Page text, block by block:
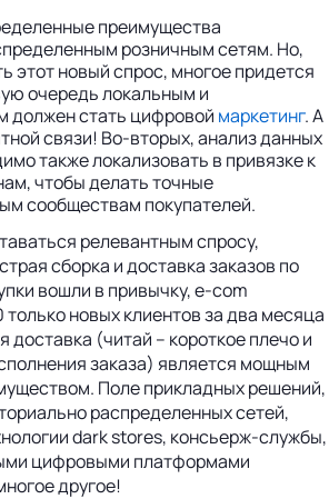
преимущества
розничным сетям. Но,
этот новый спрос, многое придется
очередь локальным и
должен стать цифровой маркетинг. А
связи! Во-вторых, анализ данных
также локализовать в привязке к
чтобы делать точные
сообществам покупателей.
релевантным спросу,
сборка и доставка заказов по
вошли в привычку, e-com
новых клиентов за два месяца
доставка (читай – короткое плечо и
заказа) является мощным
Поле прикладных решений,
распределенных сетей,
dark stores, консьерж-службы,
цифровыми платформами
другое!